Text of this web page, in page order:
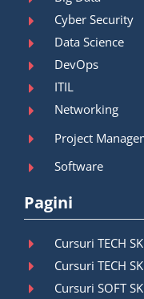
Cyber Security
Data Science
DevOps
ITIL
Networking
Project
Software
Pagini
Cursuri TECH
Cursuri TECH
Cursuri SOFT